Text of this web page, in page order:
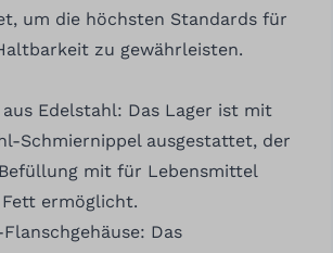
um die höchsten Standards für
zu gewährleisten.
Edelstahl: Das Lager ist mit
Schmiernippel ausgestattet, der
mit für Lebensmittel
ermöglicht.
Das